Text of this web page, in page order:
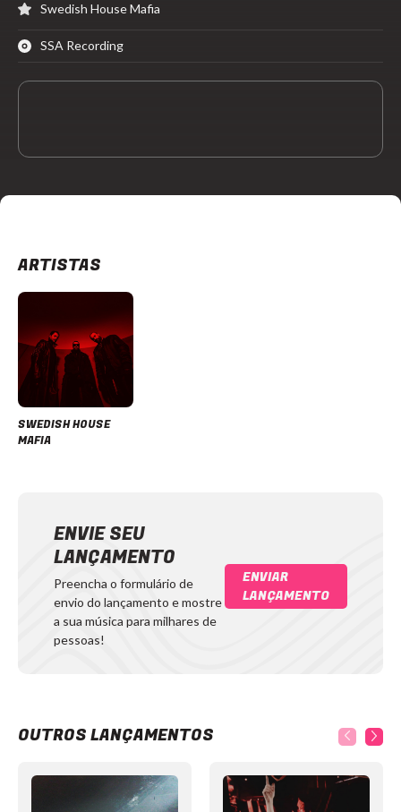
Swedish House Mafia
SSA Recording
ARTISTAS
SWEDISH HOUSE
MAFIA
ENVIE SEU
LANÇAMENTO
Preencha o formulário de
envio do lançamento e mostre
a sua música para milhares de
pessoas!
ENVIAR
LANÇAMENTO
OUTROS LANÇAMENTOS